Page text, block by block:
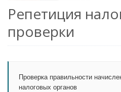
Репетиция
проверки
Проверка правильности
налоговых органов